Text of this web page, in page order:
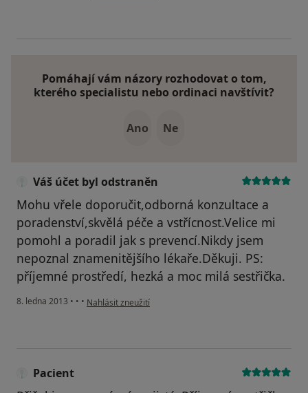
Pomáhají vám názory rozhodovat o tom,
kterého specialistu nebo ordinaci navštívit?
Ano Ne
Váš účet byl odstraněn
Mohu vřele doporučit,odborná konzultace a
poradenství,skvělá péče a vstřícnost.Velice mi
pomohl a poradil jak s prevencí.Nikdy jsem
nepoznal znamenitějšího lékaře.Děkuji. PS:
příjemné prostředí, hezká a moc milá sestřička.
8. ledna 2013 • • • podle názoru uživatele Váš účet byl odstraněn
Nahlásit zneužití
Pacient